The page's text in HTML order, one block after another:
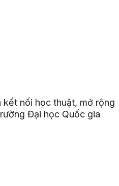
kết nối học thuật, mở rộng
Đại học Quốc gia